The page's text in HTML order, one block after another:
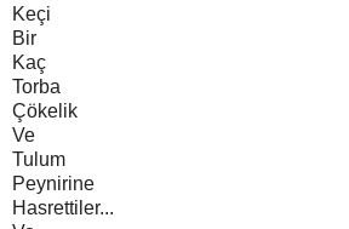
Keçi
Bir
Kaç
Torba
Çökelik
Ve
Tulum
Peynirine
Hasrettiler...